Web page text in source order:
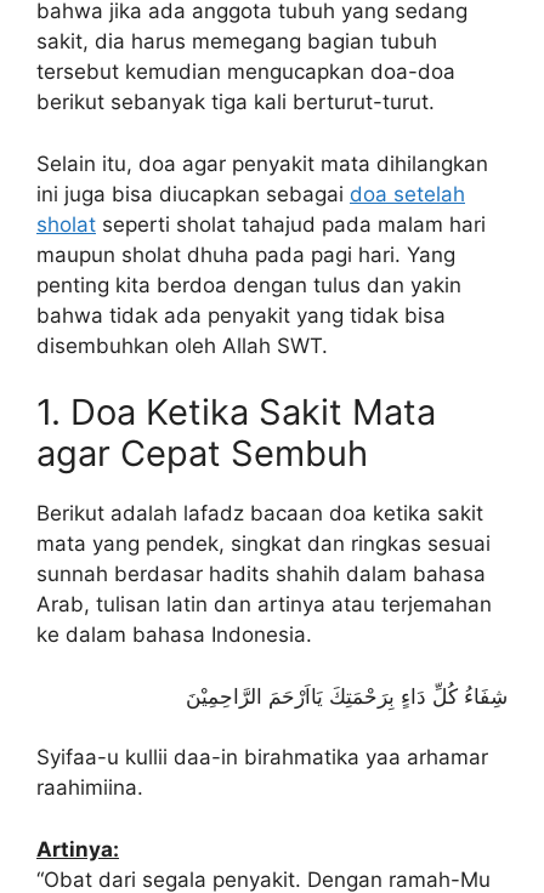
bahwa jika ada anggota tubuh yang sedang
sakit, dia harus memegang bagian tubuh
tersebut kemudian mengucapkan doa-doa
berikut sebanyak tiga kali berturut-turut.
Selain itu, doa agar penyakit mata dihilangkan
ini juga bisa diucapkan sebagai doa setelah
sholat seperti sholat tahajud pada malam hari
maupun sholat dhuha pada pagi hari. Yang
penting kita berdoa dengan tulus dan yakin
bahwa tidak ada penyakit yang tidak bisa
disembuhkan oleh Allah SWT.
1. Doa Ketika Sakit Mata
agar Cepat Sembuh
Berikut adalah lafadz bacaan doa ketika sakit
mata yang pendek, singkat dan ringkas sesuai
sunnah berdasar hadits shahih dalam bahasa
Arab, tulisan latin dan artinya atau terjemahan
ke dalam bahasa Indonesia.
شِفَاءُ كُلِّ دَاءٍ بِرَحْمَتِكَ يَااَرْحَمَ الرَّاحِمِيْنَ
Syifaa-u kullii daa-in birahmatika yaa arhamar
raahimiina.
Artinya:
“Obat dari segala penyakit. Dengan ramah-Mu